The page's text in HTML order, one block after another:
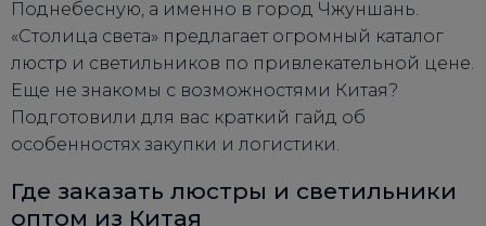
Поднебесную, а именно в город Чжуншань.
«Столица света» предлагает огромный каталог
люстр и светильников по привлекательной цене.
Еще не знакомы с возможностями Китая?
Подготовили для вас краткий гайд об
особенностях закупки и логистики.
Где заказать люстры и светильники
оптом из Китая